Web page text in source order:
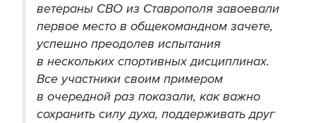
ветераны СВО из Ставрополя завоевали
первое место в общекомандном зачете,
успешно преодолев испытания
в нескольких спортивных дисциплинах.
Все участники своим примером
в очередной раз показали, как важно
сохранить силу духа, поддерживать друг